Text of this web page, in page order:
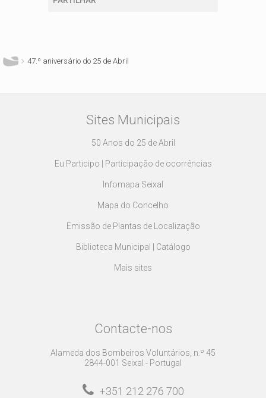
47.º aniversário do 25 de Abril
Sites Municipais
50 Anos do 25 de Abril
Eu Participo | Participação de ocorrências
Infomapa Seixal
Mapa do Concelho
Emissão de Plantas de Localização
Biblioteca Municipal | Catálogo
Mais sites
Contacte-nos
Alameda dos Bombeiros Voluntários, n.º 45
2844-001 Seixal - Portugal
+351 212 276 700